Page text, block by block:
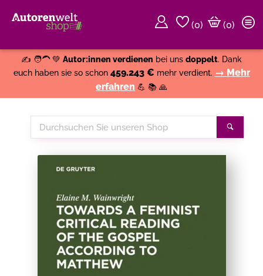
(0)
(0)
✍️ 🧑‍🦱 💚 Autor:innen verdienen bei uns doppelt. Dank
euch haben sie so schon 459.243 € mehr verdient. → Mehr
erfahren 💪 📚 🙏
Durchsuchen
Sie